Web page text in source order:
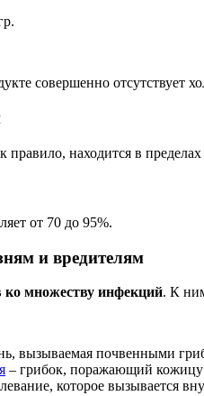
совершенно отсутствует
правило, находится в
от 70 до 95%.
и вредителям
множеству инфекций. К
вызываемая почвенными
– грибок, поражающий кожицу
которое вызывается